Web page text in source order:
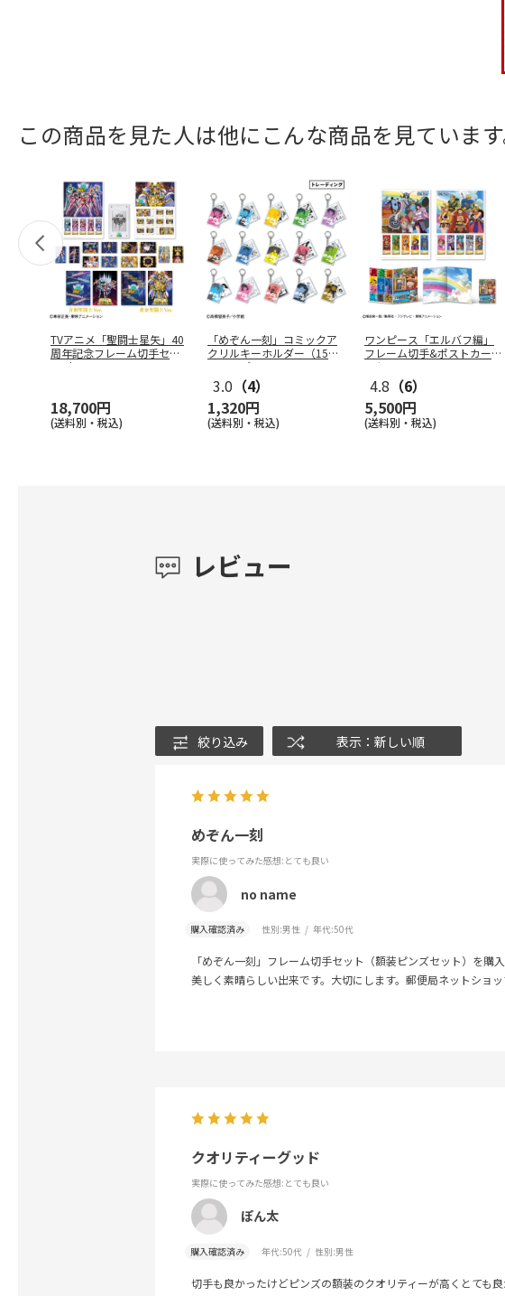
この商品を見た人は他にこんな商品を見ています
TVアニメ「聖闘士星矢」40
周年記念フレーム切手セッ
ト（コ
18,700円
(送料別・税込)
「めぞん一刻」コミックア
クリルキーホルダー（15種
トレーデ
3.0 （4）
1,320円
(送料別・税込)
ワンピース「エルバフ編」
フレーム切手&ポストカー
ドセット
4.8 （6）
5,500円
(送料別・税込)
レビュー
絞り込み 表示：新しい順
めぞん一刻
実際に使ってみた感想:とても良い
no name
購入確認済み 性別:男性 年代:50代
「めぞん一刻」フレーム切手セット（額装ピンズセット）を
美しく素晴らしい出来です。大切にします。郵便局ネットショ
クオリティーグッド
実際に使ってみた感想:とても良い
ぽん太
購入確認済み 年代:50代 性別:男性
切手も良かったけどピンズの額装のクオリティーが高くとても良